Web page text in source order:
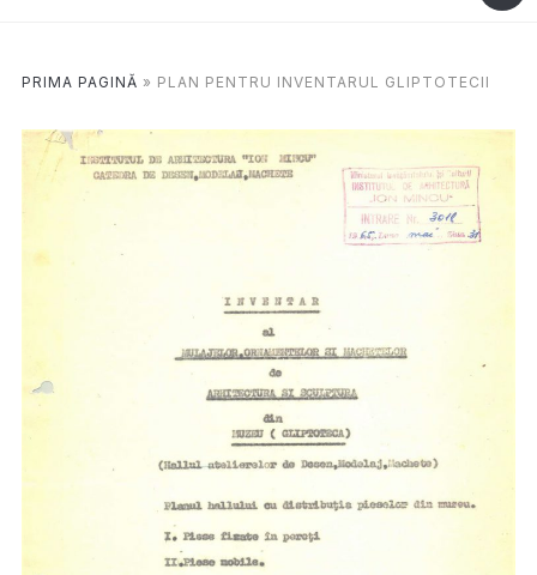
PRIMA PAGINĂ » PLAN PENTRU INVENTARUL GLIPTOTECII